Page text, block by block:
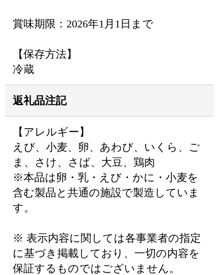
賞味期限：2026年1月1日まで
【保存方法】
冷蔵
返礼品注記
【アレルギー】
えび、小麦、卵、あわび、いくら、ご
ま、さけ、さば、大豆、鶏肉
※本品は卵・乳・えび・かに・小麦を
含む製品と共通の施設で製造していま
す。
※ 表示内容に関しては各事業者の指定
に基づき掲載しており、一切の内容を
保証するものではございません。